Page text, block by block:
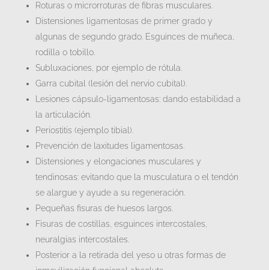
Roturas o microrroturas de fibras musculares.
Distensiones ligamentosas de primer grado y
algunas de segundo grado. Esguinces de muñeca,
rodilla o tobillo.
Subluxaciones, por ejemplo de rótula.
Garra cubital (lesión del nervio cubital).
Lesiones cápsulo-ligamentosas: dando estabilidad a
la articulación.
Periostitis (ejemplo tibial).
Prevención de laxitudes ligamentosas.
Distensiones y elongaciones musculares y
tendinosas: evitando que la musculatura o el tendón
se alargue y ayude a su regeneración.
Pequeñas fisuras de huesos largos.
Fisuras de costillas, esguinces intercostales,
neuralgias intercostales.
Posterior a la retirada del yeso u otras formas de